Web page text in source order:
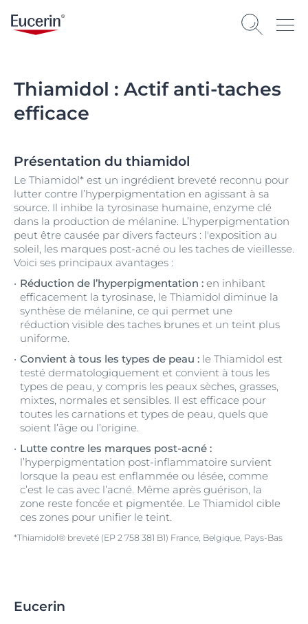
Thiamidol : Actif anti-taches
efficace
Présentation du thiamidol
Le Thiamidol* est un ingrédient breveté reconnu pour
lutter contre l’hyperpigmentation en agissant à sa
source. Il inhibe la tyrosinase humaine, enzyme clé
dans la production de mélanine. L’hyperpigmentation
peut être causée par divers facteurs : l'exposition au
soleil, les marques post-acné ou les taches de vieillesse.
Voici ses principaux avantages :
Réduction de l’hyperpigmentation : en inhibant
efficacement la tyrosinase, le Thiamidol diminue la
synthèse de mélanine, ce qui permet une
réduction visible des taches brunes et un teint plus
uniforme.
Convient à tous les types de peau : le Thiamidol est
testé dermatologiquement et convient à tous les
types de peau, y compris les peaux sèches, grasses,
mixtes, normales et sensibles. Il est efficace pour
toutes les carnations et types de peau, quels que
soient l’âge ou l’origine.
Lutte contre les marques post-acné :
l’hyperpigmentation post-inflammatoire survient
lorsque la peau est enflammée ou lésée, comme
c’est le cas avec l’acné. Même après guérison, la
zone reste foncée et pigmentée. Le Thiamidol cible
ces zones pour unifier le teint.
*Thiamidol® breveté (EP 2 758 381 B1) France, Belgique, Pays-Bas
Eucerin